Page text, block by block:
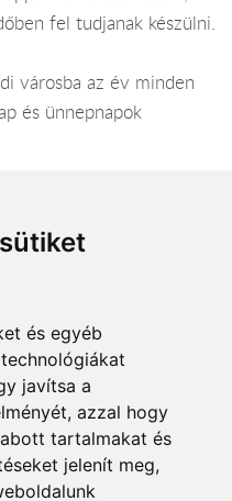
és egyéb
javítsa a
azzal hogy
tartalmakat és
jelenít meg,
fel tudjanak készülni.
városba az év minden
és ünnepnapok
állunk
módok